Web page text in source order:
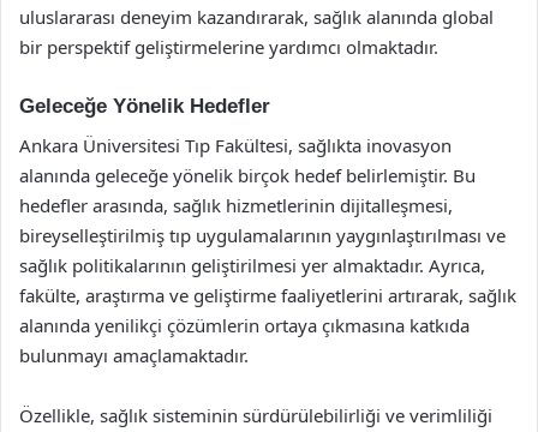
uluslararası deneyim kazandırarak, sağlık alanında global
bir perspektif geliştirmelerine yardımcı olmaktadır.
Geleceğe Yönelik Hedefler
Ankara Üniversitesi Tıp Fakültesi, sağlıkta inovasyon
alanında geleceğe yönelik birçok hedef belirlemiştir. Bu
hedefler arasında, sağlık hizmetlerinin dijitalleşmesi,
bireyselleştirilmiş tıp uygulamalarının yaygınlaştırılması ve
sağlık politikalarının geliştirilmesi yer almaktadır. Ayrıca,
fakülte, araştırma ve geliştirme faaliyetlerini artırarak, sağlık
alanında yenilikçi çözümlerin ortaya çıkmasına katkıda
bulunmayı amaçlamaktadır.
Özellikle, sağlık sisteminin sürdürülebilirliği ve verimliliği